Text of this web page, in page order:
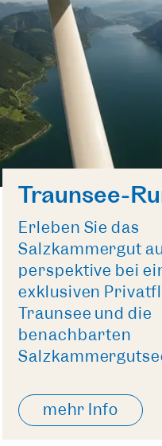
Traunsee-
Erleben Sie das
Salzkammergut
perspektive bei
exklusiven
Traunsee und die
benachbarten
mehr Info